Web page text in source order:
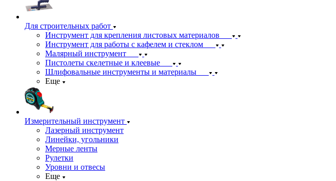
Для строительных работ
Инструмент для крепления листовых материалов
Инструмент для работы с кафелем и стеклом
Малярный инструмент
Пистолеты скелетные и клеевые
Шлифовальные инструменты и материалы
Еще
Измерительный инструмент
Лазерный инструмент
Линейки, угольники
Мерные ленты
Рулетки
Уровни и отвесы
Еще